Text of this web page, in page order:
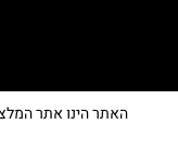
האתר הינו אתר